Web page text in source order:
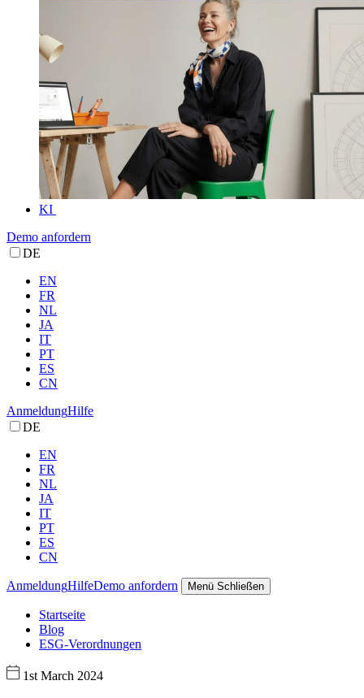
KI
Demo anfordern
DE
EN
FR
NL
JA
IT
PT
ES
CN
AnmeldungHilfe
DE
EN
FR
NL
JA
IT
PT
ES
CN
AnmeldungHilfeDemo anfordern Menü Schließen
Startseite
Blog
ESG-Verordnungen
1st March 2024